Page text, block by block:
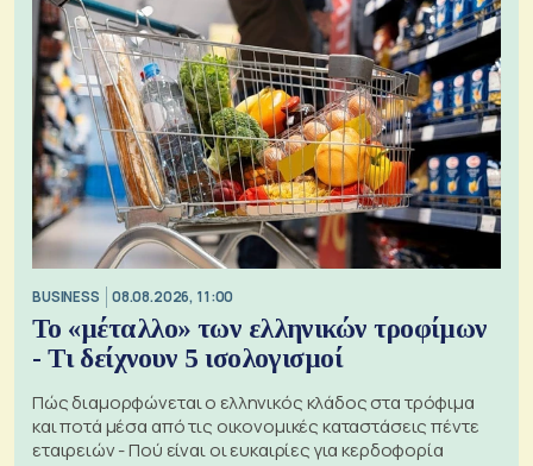
BUSINESS 08.08.2026, 11:00
Το «μέταλλο» των ελληνικών τροφίμων
- Τι δείχνουν 5 ισολογισμοί
Πώς διαμορφώνεται ο ελληνικός κλάδος στα τρόφιμα
και ποτά μέσα από τις οικονομικές καταστάσεις πέντε
εταιρειών - Πού είναι οι ευκαιρίες για κερδοφορία